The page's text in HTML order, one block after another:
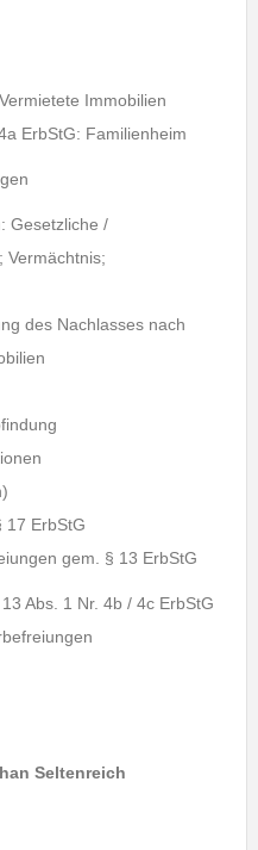
Immobilien
ErbStG: Familienheim
Gesetzliche /
Vermächtnis;
des Nachlasses nach
17 ErbStG
gem. § 13 ErbStG
Abs. 1 Nr. 4b / 4c ErbStG
Seltenreich